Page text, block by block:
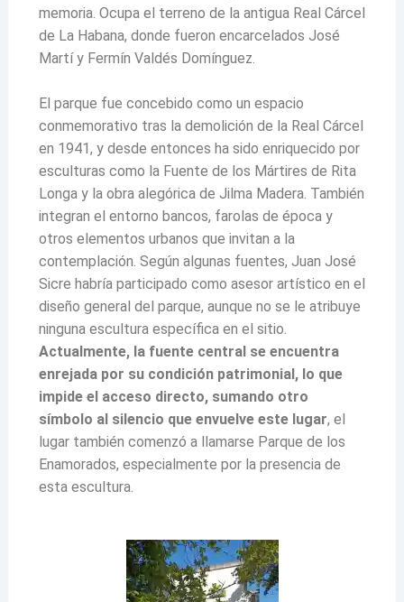
memoria. Ocupa el terreno de la antigua Real Cárcel
de La Habana, donde fueron encarcelados José
Martí y Fermín Valdés Domínguez.
El parque fue concebido como un espacio
conmemorativo tras la demolición de la Real Cárcel
en 1941, y desde entonces ha sido enriquecido por
esculturas como la Fuente de los Mártires de Rita
Longa y la obra alegórica de Jilma Madera. También
integran el entorno bancos, farolas de época y
otros elementos urbanos que invitan a la
contemplación. Según algunas fuentes, Juan José
Sicre habría participado como asesor artístico en el
diseño general del parque, aunque no se le atribuye
ninguna escultura específica en el sitio.
Actualmente, la fuente central se encuentra
enrejada por su condición patrimonial, lo que
impide el acceso directo, sumando otro
símbolo al silencio que envuelve este lugar, el
lugar también comenzó a llamarse Parque de los
Enamorados, especialmente por la presencia de
esta escultura.